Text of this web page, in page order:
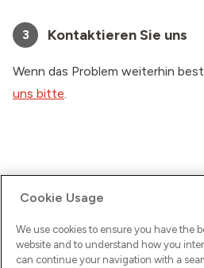
3 Kontaktieren Sie uns
Wenn das Problem weiterhin
uns bitte.
Cookie Usage
We use cookies to ensure you have the
website and to understand how you
can continue your navigation with a